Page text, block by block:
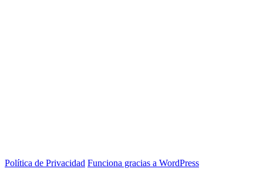
Política de Privacidad Funciona gracias a WordPress